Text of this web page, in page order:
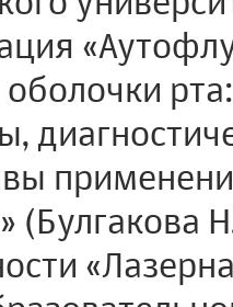
оболочки
(Булгакова